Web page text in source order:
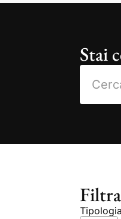
Stai
Filtra
Tipologia